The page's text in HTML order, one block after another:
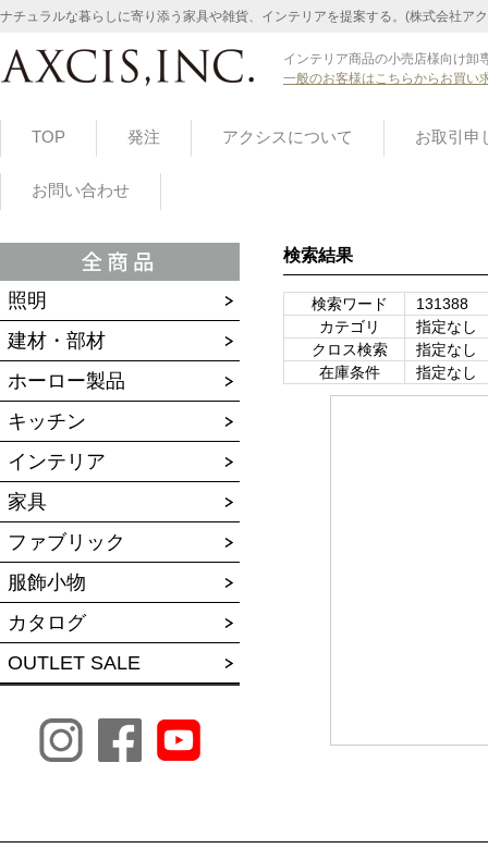
ナチュラルな暮らしに寄り添う家具や雑貨、インテリアを提案する。(株式会社ア
インテリア商品の小売店様向け卸
一般のお客様はこちらからお買い
TOP 発注 アクシスについて お取引申
お問い合わせ
照明
建材・部材
ホーロー製品
キッチン
インテリア
家具
ファブリック
服飾小物
カタログ
OUTLET SALE
検索結果
検索ワード
131388
カテゴリ
指定なし
クロス検索
指定なし
在庫条件
指定なし